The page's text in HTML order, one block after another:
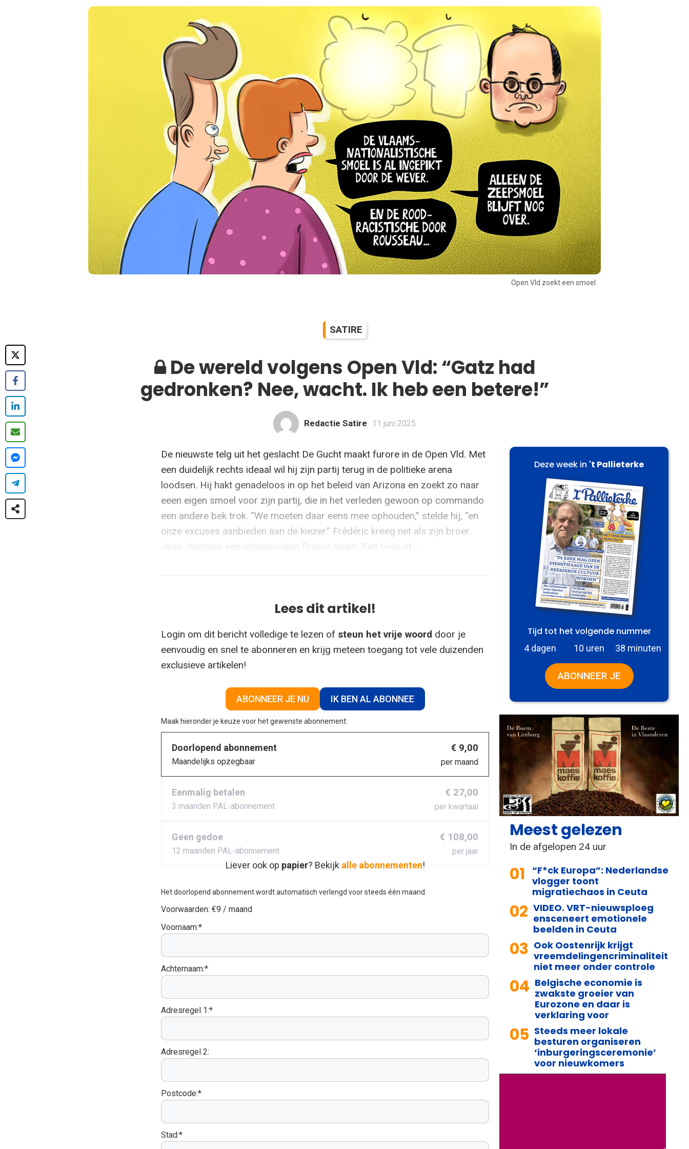
Open Vld zoekt een smoel
SATIRE
De wereld volgens Open Vld: “Gatz had
gedronken? Nee, wacht. Ik heb een betere!”
Redactie Satire 11 juni 2025
De nieuwste telg uit het geslacht De Gucht maakt furore in de Open Vld. Met
een duidelijk rechts ideaal wil hij zijn partij terug in de politieke arena
loodsen. Hij hakt genadeloos in op het beleid van Arizona en zoekt zo naar
eeen eigen smoel voor zijn partij, die in het verleden gewoon op commando
een andere bek trok. “We moeten daar eens mee ophouden,” stelde hij, “en
onze excuses aanbieden aan de kiezer.” Frédéric kreeg net als zijn broer
Jean-Jacques een uitgesproken Franse naam. Een bewust...
Lees dit artikel!
Login om dit bericht volledige te lezen of steun het vrije woord door je
eenvoudig en snel te abonneren en krijg meteen toegang tot vele duizenden
exclusieve artikelen!
ABONNEER JE NU IK BEN AL ABONNEE
Maak hieronder je keuze voor het gewenste abonnement:
Doorlopend abonnement
Maandelijks opzegbaar
€ 9,00
per maand
Eenmalig betalen
3 maanden PAL-abonnement
€ 27,00
per kwartaal
Geen gedoe
12 maanden PAL-abonnement
€ 108,00
per jaar
Liever ook op papier? Bekijk alle abonnementen!
Het doorlopend abonnement wordt automatisch verlengd voor steeds één maand.
Voorwaarden: €9 / maand
Voornaam:*
Achternaam:*
Adresregel 1:*
Adresregel 2:
Postcode:*
Stad:*
Deze week in 't Pallieterke
Tijd tot het volgende nummer
4 dagen 10 uren 38 minuten
ABONNEER JE
Meest gelezen
In de afgelopen 24 uur
01 “F*ck Europa”: Nederlandse
vlogger toont
migratiechaos in Ceuta
02 VIDEO. VRT-nieuwsploeg
ensceneert emotionele
beelden in Ceuta
03 Ook Oostenrijk krijgt
vreemdelingencriminaliteit
niet meer onder controle
04 Belgische economie is
zwakste groeier van
Eurozone en daar is
verklaring voor
05 Steeds meer lokale
besturen organiseren
‘inburgeringsceremonie’
voor nieuwkomers